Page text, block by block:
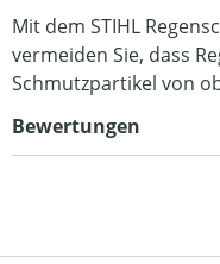
Mit dem STIHL
vermeiden Sie, dass
Schmutzpartikel von
Bewertungen